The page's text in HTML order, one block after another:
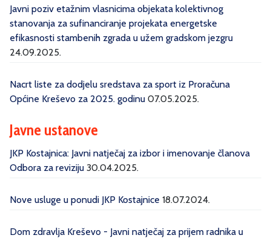
Javni poziv etažnim vlasnicima objekata kolektivnog
stanovanja za sufinanciranje projekata energetske
efikasnosti stambenih zgrada u užem gradskom jezgru
24.09.2025.
Nacrt liste za dodjelu sredstava za sport iz Proračuna
Općine Kreševo za 2025. godinu 07.05.2025.
Javne ustanove
JKP Kostajnica: Javni natječaj za izbor i imenovanje članova
Odbora za reviziju 30.04.2025.
Nove usluge u ponudi JKP Kostajnice 18.07.2024.
Dom zdravlja Kreševo - Javni natječaj za prijem radnika u